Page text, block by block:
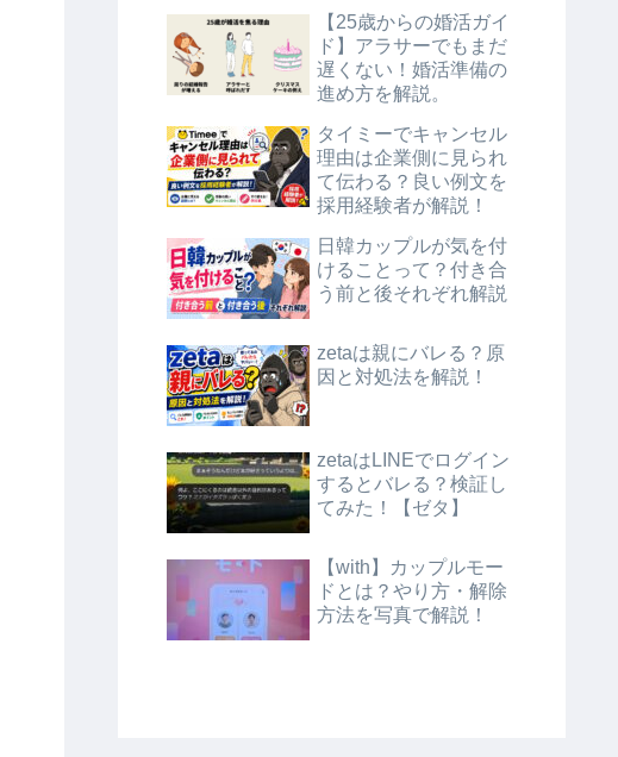
【25歳からの婚活ガイ
ド】アラサーでもまだ
遅くない！婚活準備の
進め方を解説。
タイミーでキャンセル
理由は企業側に見られ
て伝わる？良い例文を
採用経験者が解説！
日韓カップルが気を付
けることって？付き合
う前と後それぞれ解説
zetaは親にバレる？原
因と対処法を解説！
zetaはLINEでログイン
するとバレる？検証し
てみた！【ゼタ】
【with】カップルモー
ドとは？やり方・解除
方法を写真で解説！